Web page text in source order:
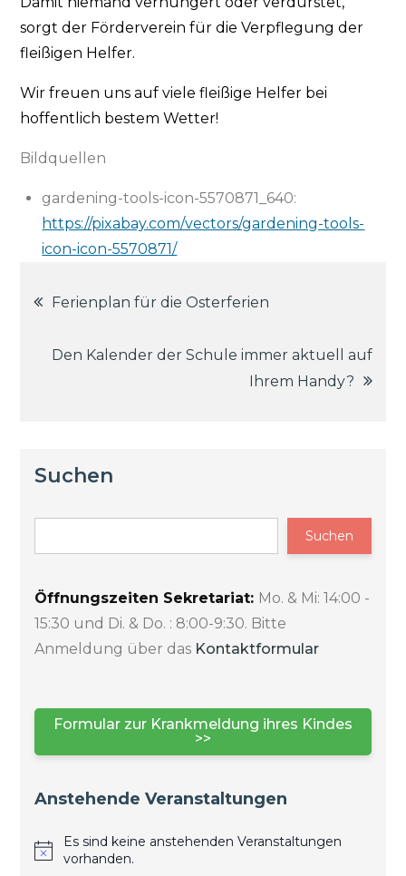
sorgt der Förderverein für die Verpflegung der
fleißigen Helfer.
Wir freuen uns auf viele fleißige Helfer bei
hoffentlich bestem Wetter!
Bildquellen
gardening-tools-icon-5570871_640:
https://pixabay.com/vectors/gardening-tools-
icon-icon-5570871/
Beitragsnavigation
Ferienplan für die Osterferien
Den Kalender der Schule immer aktuell auf
Ihrem Handy?
Suchen
Suchen
Öffnungszeiten Sekretariat: Mo. & Mi: 14:00 -
15:30 und Di. & Do. : 8:00-9:30. Bitte
Anmeldung über das Kontaktformular
Formular zur Krankmeldung ihres Kindes
>>
Anstehende Veranstaltungen
Es sind keine anstehenden Veranstaltungen
vorhanden.